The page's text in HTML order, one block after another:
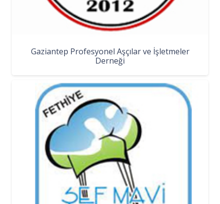
Gaziantep Profesyonel Aşçılar ve İşletmeler
Derneği